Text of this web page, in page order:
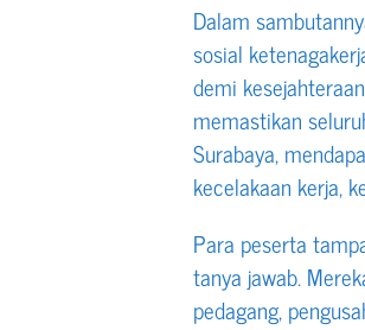
Dalam
sosial
demi
memastikan
Surabaya,
kecelakaan kerja,
Para peserta
tanya jawab.
pedagang,